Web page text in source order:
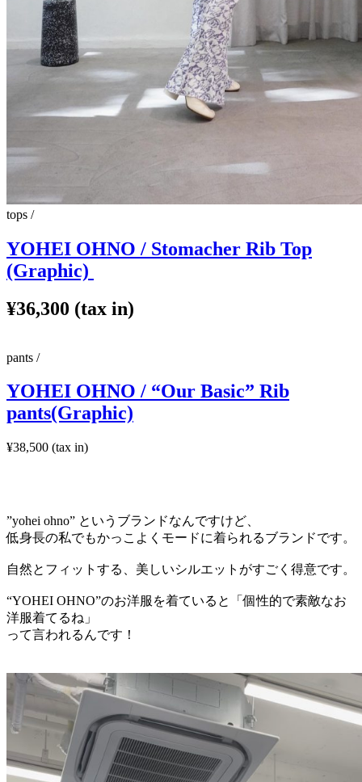
tops /
YOHEI OHNO / Stomacher Rib Top
(Graphic)
¥36,300 (tax in)
pants /
YOHEI OHNO / “Our Basic” Rib
pants(Graphic)
¥38,500 (tax in)
”yohei ohno” というブランドなんですけど、
低身長の私でもかっこよくモードに着られるブランドです。
自然とフィット する、美しいシルエットがすごく得意です。
“YOHEI OHNO”のお洋服を着ていると「個性的で素敵なお
洋服着てるね 」
って言われる んです ！